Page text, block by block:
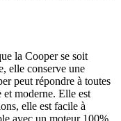
la Cooper se soit
elle conserve une
peut répondre à toutes
et moderne. Elle est
elle est facile à
avec un moteur 100%